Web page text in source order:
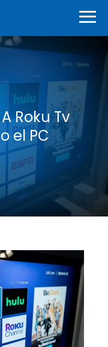
Roku Tv
el PC